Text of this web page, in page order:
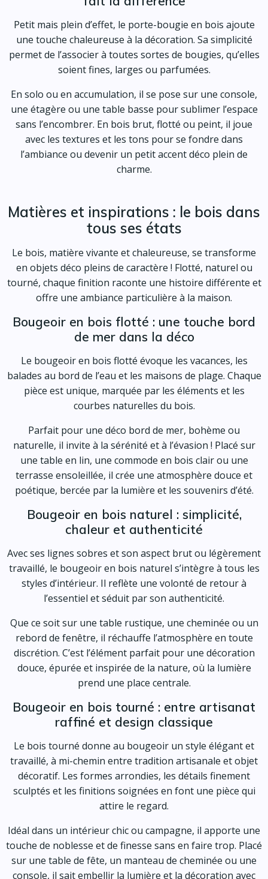
Petit mais plein d’effet, le porte-bougie en bois ajoute
une touche chaleureuse à la décoration. Sa simplicité
permet de l’associer à toutes sortes de bougies, qu’elles
soient fines, larges ou parfumées.
En solo ou en accumulation, il se pose sur une console,
une étagère ou une table basse pour sublimer l’espace
sans l’encombrer. En bois brut, flotté ou peint, il joue
avec les textures et les tons pour se fondre dans
l’ambiance ou devenir un petit accent déco plein de
charme.
Matières et inspirations : le bois dans
tous ses états
Le bois, matière vivante et chaleureuse, se transforme
en objets déco pleins de caractère ! Flotté, naturel ou
tourné, chaque finition raconte une histoire différente et
offre une ambiance particulière à la maison.
Bougeoir en bois flotté : une touche bord
de mer dans la déco
Le bougeoir en bois flotté évoque les vacances, les
balades au bord de l’eau et les maisons de plage. Chaque
pièce est unique, marquée par les éléments et les
courbes naturelles du bois.
Parfait pour une déco bord de mer, bohème ou
naturelle, il invite à la sérénité et à l’évasion ! Placé sur
une table en lin, une commode en bois clair ou une
terrasse ensoleillée, il crée une atmosphère douce et
poétique, bercée par la lumière et les souvenirs d’été.
Bougeoir en bois naturel : simplicité,
chaleur et authenticité
Avec ses lignes sobres et son aspect brut ou légèrement
travaillé, le bougeoir en bois naturel s’intègre à tous les
styles d’intérieur. Il reflète une volonté de retour à
l’essentiel et séduit par son authenticité.
Que ce soit sur une table rustique, une cheminée ou un
rebord de fenêtre, il réchauffe l’atmosphère en toute
discrétion. C’est l’élément parfait pour une décoration
douce, épurée et inspirée de la nature, où la lumière
prend une place centrale.
Bougeoir en bois tourné : entre artisanat
raffiné et design classique
Le bois tourné donne au bougeoir un style élégant et
travaillé, à mi-chemin entre tradition artisanale et objet
décoratif. Les formes arrondies, les détails finement
sculptés et les finitions soignées en font une pièce qui
attire le regard.
Idéal dans un intérieur chic ou campagne, il apporte une
touche de noblesse et de finesse sans en faire trop. Placé
sur une table de fête, un manteau de cheminée ou une
console, il sait embellir la lumière et la décoration avec